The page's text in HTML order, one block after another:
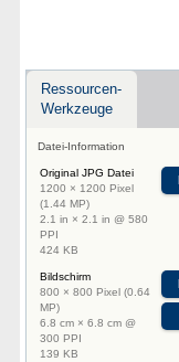
Ressourcen-
Werkzeuge
Datei-Information
Original JPG Datei
1200 × 1200 Pixel
(1.44 MP)
2.1 in × 2.1 in @ 580
PPI
424 KB
Bildschirm
800 × 800 Pixel (0.64
MP)
6.8 cm × 6.8 cm @
300 PPI
139 KB